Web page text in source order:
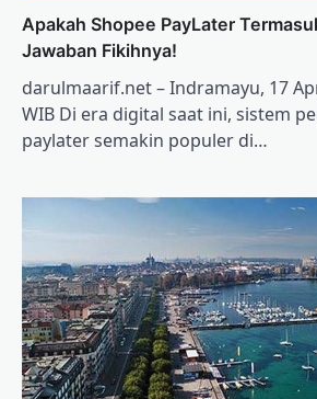
Apakah Shopee PayLater
Jawaban Fikihnya!
darulmaarif.net – Indramayu, 17
WIB Di era digital saat ini, sistem
paylater semakin populer di…